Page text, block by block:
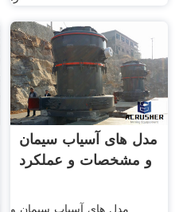
مدل های آسیاب سیمان
و مشخصات و عملکرد